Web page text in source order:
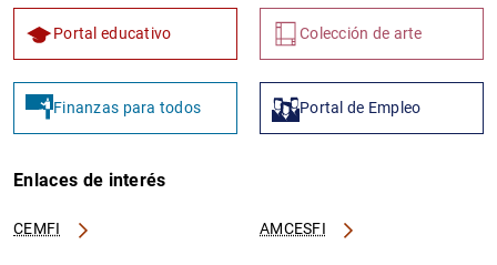
Portal educativo Colección de arte
Finanzas para todos Portal de Empleo
Enlaces de interés
CEMFI AMCESFI